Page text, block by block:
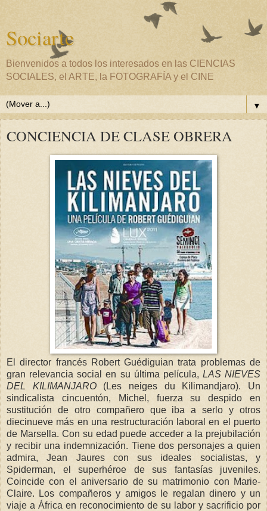
Sociarte
Bienvenidos a todos los interesados en las CIENCIAS
SOCIALES, el ARTE, la FOTOGRAFÍA y el CINE
▼
CONCIENCIA DE CLASE OBRERA
El director francés Robert Guédiguian trata problemas de
gran relevancia social en su última película, LAS NIEVES
DEL KILIMANJARO(Les neiges du Kilimandjaro). Un
sindicalista cincuentón, Michel, fuerza su despido en
sustitución de otro compañero que iba a serlo y otros
diecinueve más en una restructuración laboral en el puerto
de Marsella. Con su edad puede acceder a la prejubilación
y recibir una indemnización. Tiene dos personajes a quien
admira, Jean Jaures con sus ideales socialistas, y
Spiderman, el superhéroe de sus fantasías juveniles.
Coincide con el aniversario de su matrimonio con Marie-
Claire. Los compañeros y amigos le regalan dinero y un
viaje a África en reconocimiento de su labor y sacrificio por